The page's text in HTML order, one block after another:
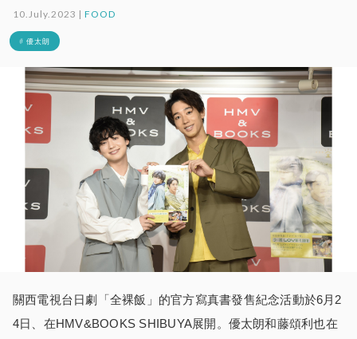
10.July.2023 |FOOD
# 優太朗
關西電視台日劇「全裸飯」的官方寫真書發售紀念活動於6月2
4日、在HMV&BOOKS SHIBUYA展開。優太朗和藤頌利也在